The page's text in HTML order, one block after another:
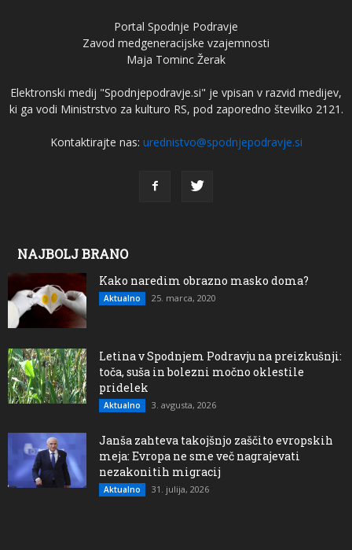
Portal Spodnje Podravje
Zavod medgeneracijske vzajemnosti
Maja Tominc Žerak
Elektronski medij "Spodnjepodravje.si" je vpisan v razvid medijev,
ki ga vodi Ministrstvo za kulturo RS, pod zaporedno številko 2121.
Kontaktirajte nas: urednistvo@spodnjepodravje.si
NAJBOLJ BRANO
Kako naredim obrazno masko doma?
Aktualno 25. marca, 2020
Letina v Spodnjem Podravju na preizkušnji:
toča, suša in bolezni močno oklestile
pridelek
Aktualno 3. avgusta, 2026
Janša zahteva takojšnjo zaščito evropskih
meja: Evropa ne sme več nagrajevati
nezakonitih migracij
Aktualno 31. julija, 2026